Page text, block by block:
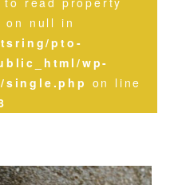
on null in
pto-
wp-
single.php on line